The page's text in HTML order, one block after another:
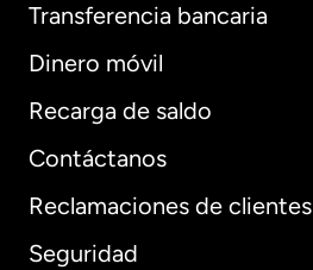
Transferencia bancaria
Dinero móvil
Recarga de saldo
Contáctanos
Reclamaciones de clientes
Seguridad